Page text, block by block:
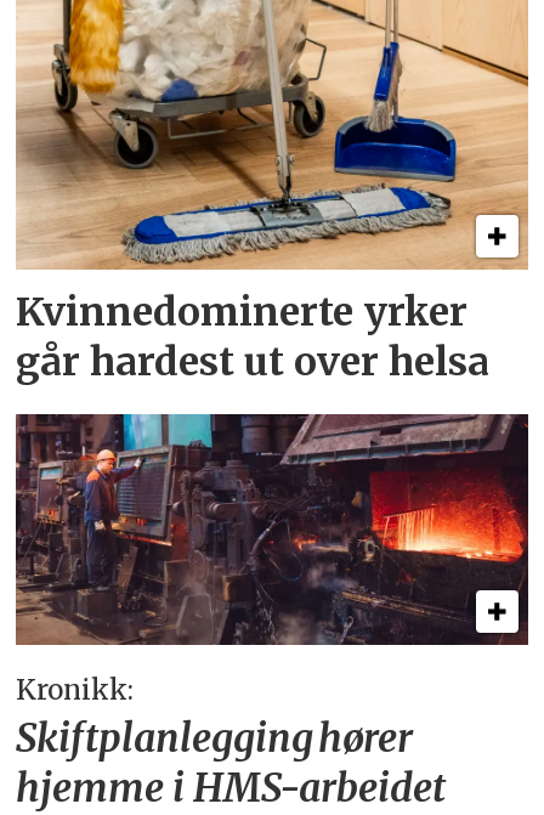
Kvinnedominerte yrker
går hardest ut over helsa
Kronikk:
Skiftplanlegging hører
hjemme i HMS-arbeidet